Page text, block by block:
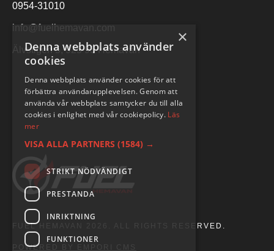
0954-31010
info@fuelhemavan.com
Älvstigen 5, 925 93 Hemavan
FUEL HEMAVAN 2026. ALL RIGHTS RESERVED.
POWERED BY EMPORI CMS
×
Denna webbplats använder
cookies
Denna webbplats använder cookies för att
förbättra användarupplevelsen. Genom att
använda vår webbplats samtycker du till alla
cookies i enlighet med vår cookiepolicy. Läs
mer
VISA ALLA PARTNERS (1584) →
STRIKT NÖDVÄNDIGT
PRESTANDA
INRIKTNING
FUNKTIONER